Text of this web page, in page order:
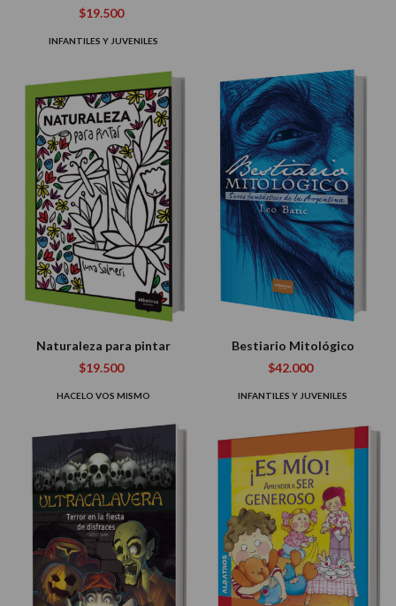
$19.500
INFANTILES Y JUVENILES
Naturaleza para pintar
$19.500
HACELO VOS MISMO
Bestiario Mitológico
$42.000
INFANTILES Y JUVENILES